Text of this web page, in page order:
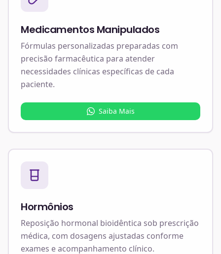
Medicamentos Manipulados
Fórmulas personalizadas preparadas com
precisão farmacêutica para atender
necessidades clínicas específicas de cada
paciente.
Saiba Mais
Hormônios
Reposição hormonal bioidêntica sob prescrição
médica, com dosagens ajustadas conforme
exames e acompanhamento clínico.